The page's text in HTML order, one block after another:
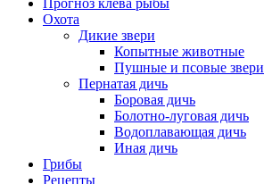
Прогноз клёва рыбы
Охота
Дикие звери
Копытные животные
Пушные и псовые звери
Пернатая дичь
Боровая дичь
Болотно-луговая дичь
Водоплавающая дичь
Иная дичь
Грибы
Рецепты